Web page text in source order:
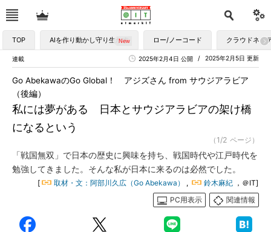
TOP AIを作り動かし守り生かす ロー/ノーコード クラウドネイ
連載 2025年2月5日 更新
2025年2月4日 公開
私には夢がある 日本とサウジアラビアの架け橋
になるという
Go AbekawaのGo Global！ アジズさん from サウジアラビア
（後編）
（1/2 ページ）
「戦国無双」で日本の歴史に興味を持ち、戦国時代や江戸時代を
勉強してきました。そんな私が日本に来るのは必然でした。
[ 取材・文：阿部川久広（Go Abekawa） , 鈴木麻紀 ，＠IT]
PC用表示
関連情報